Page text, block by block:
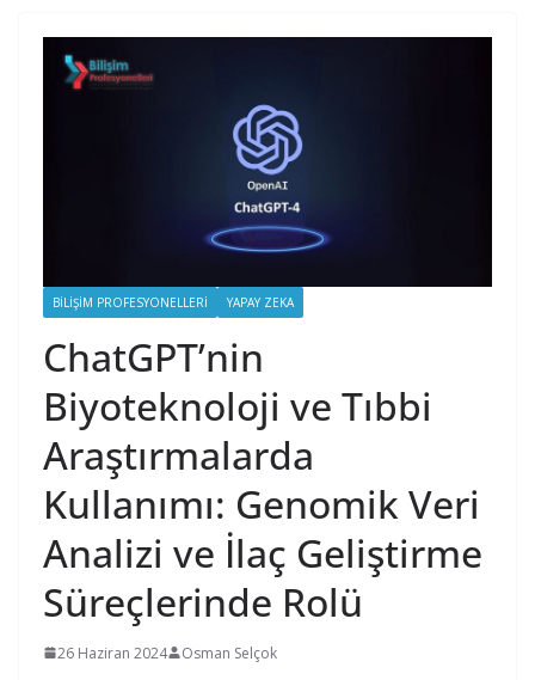
BILIŞIM PROFESYONELLERI YAPAY ZEKA
ChatGPT’nin
Biyoteknoloji ve Tıbbi
Araştırmalarda
Kullanımı: Genomik Veri
Analizi ve İlaç Geliştirme
Süreçlerinde Rolü
26 Haziran 2024 Osman Selçok